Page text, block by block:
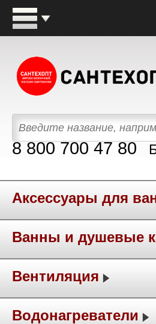
8 800 700 47 80
Аксессуары для
Ванны и душевые
Вентиляция
Водонагреватели